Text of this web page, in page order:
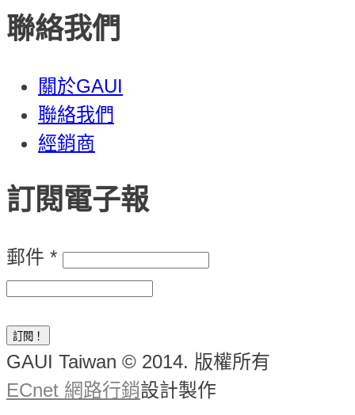
聯絡我們
關於GAUI
聯絡我們
經銷商
訂閱電子報
郵件 *
GAUI Taiwan © 2014. 版權所有
ECnet 網路行銷設計製作